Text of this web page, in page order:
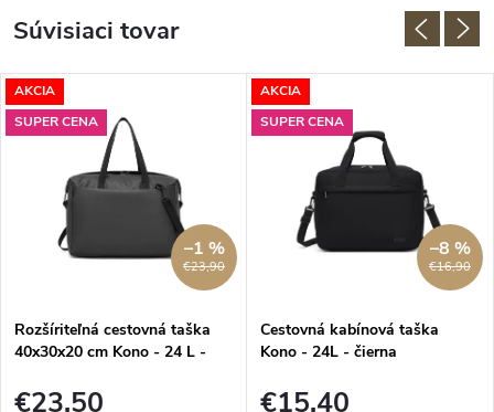
Súvisiaci tovar
AKCIA
SUPER CENA
€23,90
–1 %
Rozšíriteľná cestovná taška
40x30x20 cm Kono - 24 L -
€23,50
AKCIA
SUPER CENA
€16,90
–8 %
Cestovná kabínová taška
Kono - 24L - čierna
€15,40